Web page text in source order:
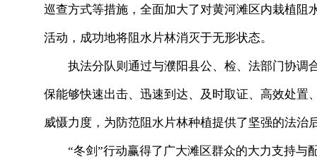
巡查方式等措施，全面加大了对黄河滩区内栽植
活动，成功地将阻水片林消灭于无形状态。
执法分队则通过与濮阳县公、检、法部门协调
保能够快速出击、迅速到达、及时取证、高效处
威慑力度，为防范阻水片林种植提供了坚强的法治
“冬剑”行动赢得了广大滩区群众的大力支持与